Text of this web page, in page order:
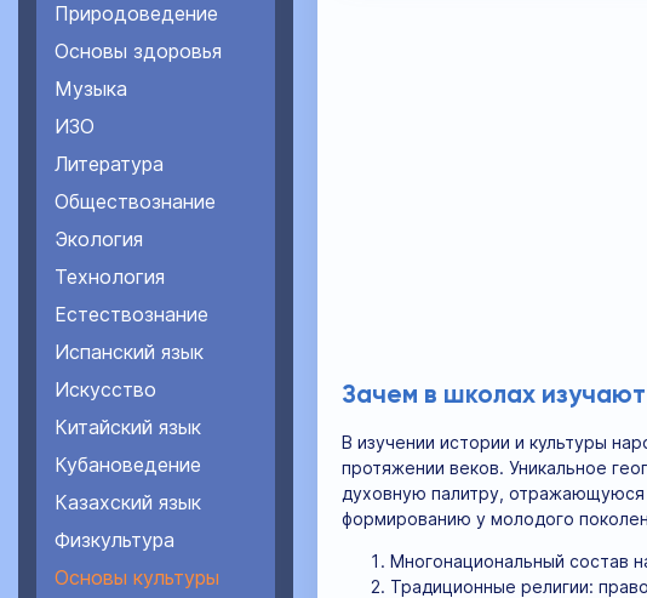
Природоведение
Основы здоровья
Музыка
ИЗО
Литература
Обществознание
Экология
Технология
Естествознание
Испанский язык
Искусство
Китайский язык
Кубановедение
Казахский язык
Физкультура
Основы культуры
Зачем в школах
В изучении истории и культуры
протяжении веков. Уникальное
духовную палитру, отражающуюся
формированию у молодого
Многонациональный состав
Традиционные религии: